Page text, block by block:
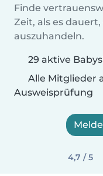
Finde
Zeit, als es
auszuhandeln.
29 aktive
Alle Mitglieder
Ausweisprüfung
4,7 / 5